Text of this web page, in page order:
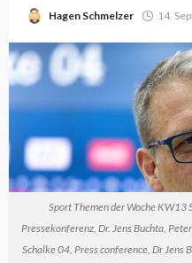
Hagen Schmelzer 14.
Sport Themen der Woche KW13
Pressekonferenz, Dr. Jens Buchta,
Schalke 04, Press conference, Dr Jens